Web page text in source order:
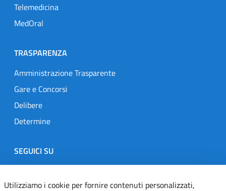
Telemedicina
MedOral
TRASPARENZA
Amministrazione Trasparente
Gare e Concorsi
Delibere
Determine
SEGUICI SU
Designers Italia
TwitterInstagramYoutubeLinkedin
Utilizziamo i cookie per fornire contenuti personalizzati,